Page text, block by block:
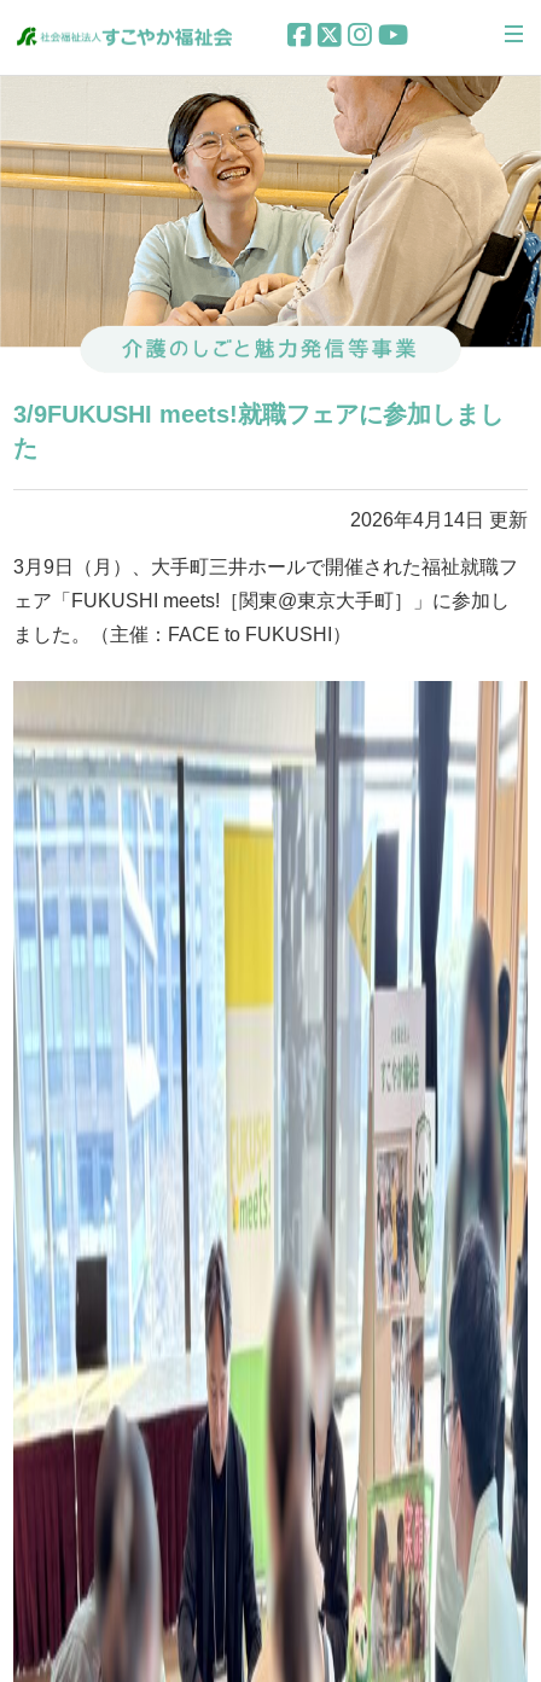
3/9FUKUSHI meets!就職フェアに参加しまし
た
2026年4月14日 更新
3月9日（月）、大手町三井ホールで開催された福祉就職フ
ェア「FUKUSHI meets!［関東@東京大手町］」に参加し
ました。（主催：FACE to FUKUSHI）